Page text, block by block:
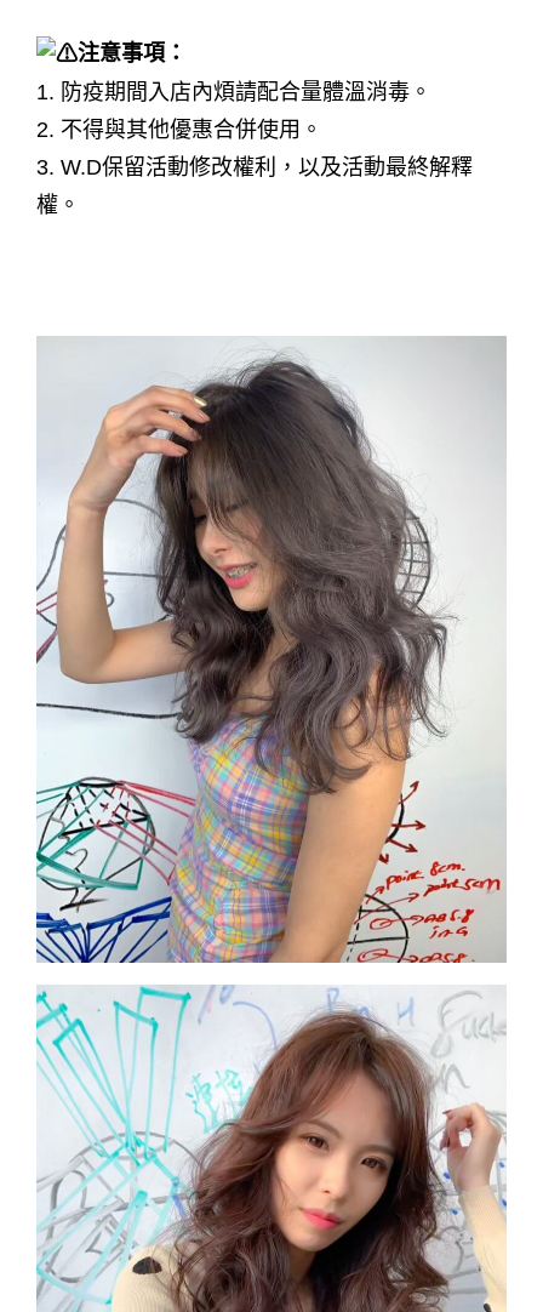
注意事項：
1. 防疫期間入店內煩請配合量體溫消毒。
2. 不得與其他優惠合併使用。
3. W.D保留活動修改權利，以及活動最終解釋
權。